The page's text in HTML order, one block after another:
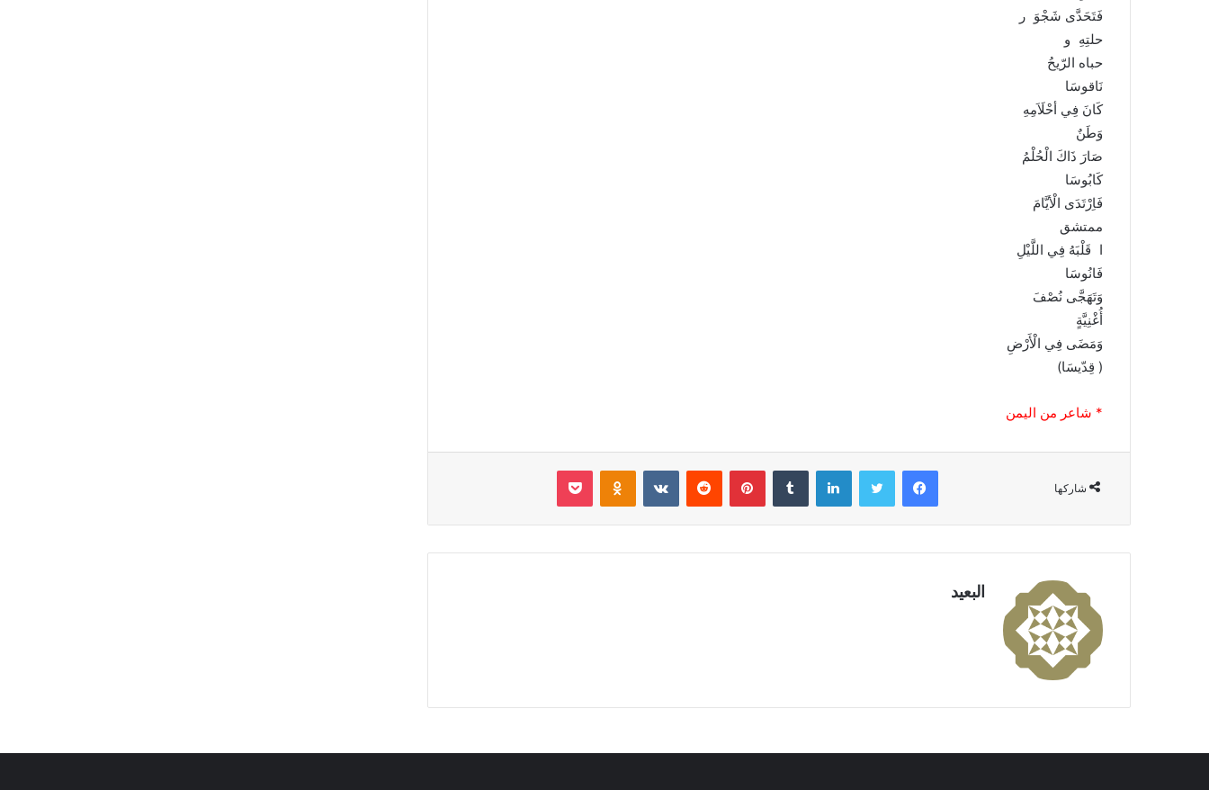
فَتَحَدَّى شَجْوَ ر
حلتِهِ و
حباه الرّيحُ
نَاقوسَا
كَانَ فِي أحْلَاَمِهِ
وَطَنٌ
صَارَ ذَاكَ الْحُلْمُ
كَابُوسَا
فَاِرْتَدَى الْأيَّامَ
ممتشق
ا قَلْبَهُ فِي اللَّيْلِ
فَانُوسَا
وَتَهَجَّى نُصْفَ
أُغْنِيَّةٍ
وَمَضَى فِي الْأَرْضِ
( قِدّيسَا)
* شاعر من اليمن
شاركها
فيسبوك لينكدإن بينتيريست ‏VKontakte
البعيد